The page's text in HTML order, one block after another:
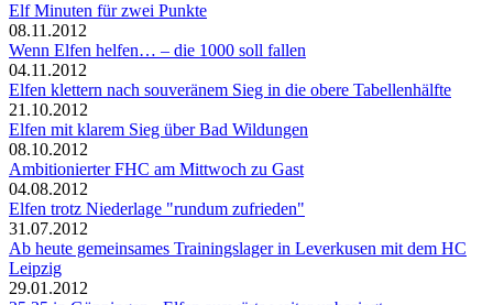
Elf Minuten für zwei Punkte
08.11.2012
Wenn Elfen helfen… –​ die 1000 soll falle​n​
04.11.2012
Elfen klettern nach souveränem Sieg in die obere Tabellenhälfte
21.10.2012
Elfen mit klarem Sieg über Bad Wildungen
08.10.2012
Ambitionierter FHC am Mittwoch zu Gast
04.08.2012
Elfen trotz Niederlage "rundum zufrieden"
31.07.2012
Ab heute gemeinsames Trainingslager in Leverkusen mit dem HC
Leipzig
29.01.2012